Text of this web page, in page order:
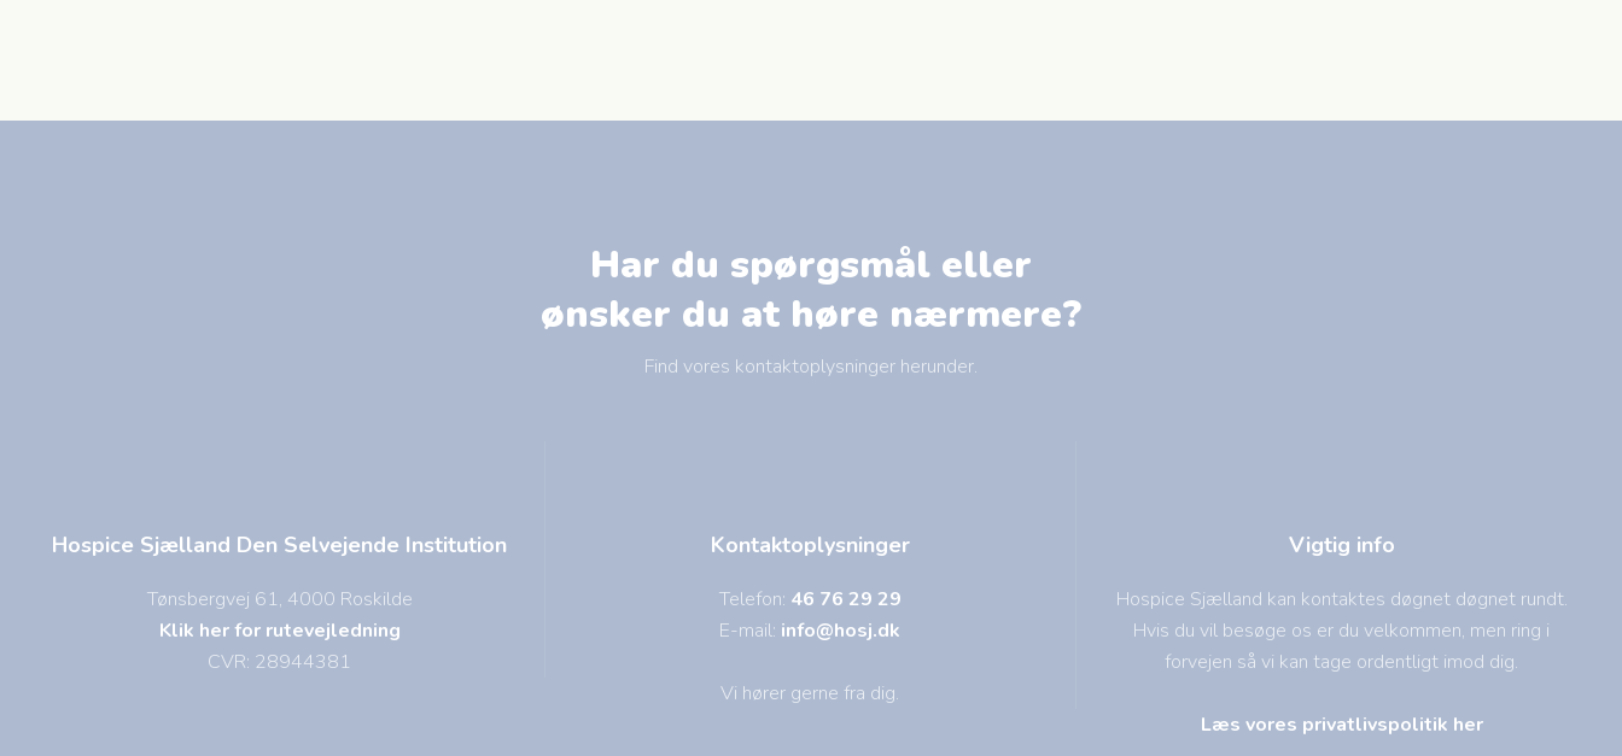
Har du spørgsmål eller
​ønsker du at høre nærmere?
Find vores kontaktoplysninger herunder.
Hospice Sjælland Den Selvejende Institution
Tønsbergvej 61, 4000 Roskilde
Klik her for rutevejledning
CVR: 28944381
Kontaktoplysninger
Telefon: 46 76 29 29
E-mail: info@hosj.dk
Vi hører gerne fra dig.
Vigtig info
Hospice Sjælland kan kontaktes døgnet døgnet rundt.
Hvis du vil besøge os er du velkommen, men ring i
forvejen så vi kan tage ordentligt imod dig.
Læs vores privatlivspolitik her